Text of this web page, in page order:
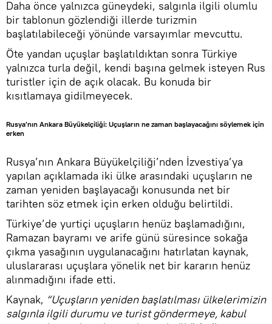
Daha önce yalnızca güneydeki, salgınla ilgili olumlu
bir tablonun gözlendiği illerde turizmin
başlatılabileceği yönünde varsayımlar mevcuttu.
Öte yandan uçuşlar başlatıldıktan sonra Türkiye
yalnızca turla değil, kendi başına gelmek isteyen Rus
turistler için de açık olacak. Bu konuda bir
kısıtlamaya gidilmeyecek.
Rusya’nın Ankara Büyükelçiliği: Uçuşların ne zaman başlayacağını söylemek için
erken
Rusya’nın Ankara Büyükelçiliği’nden İzvestiya’ya
yapılan açıklamada iki ülke arasındaki uçuşların ne
zaman yeniden başlayacağı konusunda net bir
tarihten söz etmek için erken olduğu belirtildi.
Türkiye’de yurtiçi uçuşların henüz başlamadığını,
Ramazan bayramı ve arife günü süresince sokağa
çıkma yasağının uygulanacağını hatırlatan kaynak,
uluslararası uçuşlara yönelik net bir kararın henüz
alınmadığını ifade etti.
Kaynak, “Uçuşların yeniden başlatılması ülkelerimizin
salgınla ilgili durumu ve turist göndermeye, kabul